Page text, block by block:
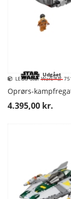
Udgået
LEGO Star Wars™
Oprørs-
4.395,00 kr.